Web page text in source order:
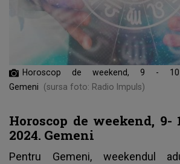
Horoscop de weekend, 9 - 10
Gemeni
(sursa foto: Radio Impuls)
Horoscop de weekend, 9-
2024. Gemeni
Pentru Gemeni, weekendul